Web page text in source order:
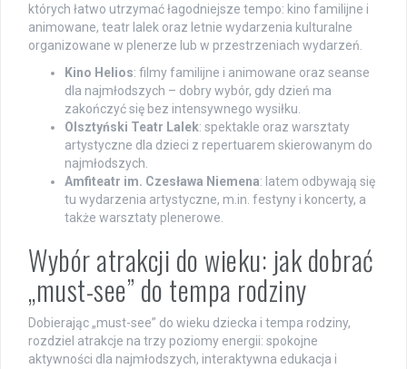
których łatwo utrzymać łagodniejsze tempo: kino familijne i
animowane, teatr lalek oraz letnie wydarzenia kulturalne
organizowane w plenerze lub w przestrzeniach wydarzeń.
Kino Helios: filmy familijne i animowane oraz seanse
dla najmłodszych – dobry wybór, gdy dzień ma
zakończyć się bez intensywnego wysiłku.
Olsztyński Teatr Lalek: spektakle oraz warsztaty
artystyczne dla dzieci z repertuarem skierowanym do
najmłodszych.
Amfiteatr im. Czesława Niemena: latem odbywają się
tu wydarzenia artystyczne, m.in. festyny i koncerty, a
także warsztaty plenerowe.
Wybór atrakcji do wieku: jak dobrać
„must-see” do tempa rodziny
Dobierając „must-see” do wieku dziecka i tempa rodziny,
rozdziel atrakcje na trzy poziomy energii: spokojne
aktywności dla najmłodszych, interaktywna edukacja i